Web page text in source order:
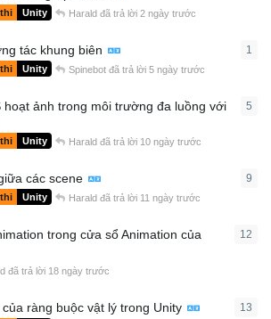
Unity Harald đã trả lời 2 ngày trước
tác khung biên
Unity Spinebot đã trả lời 5 ngày trước
1
hoạt ảnh trong môi trường đa luồng với
Unity Harald đã trả lời 10 ngày trước
5
các scene
Unity Harald đã trả lời 11 ngày trước
9
trong cửa sổ Animation của
đã trả lời 18 ngày trước
12
ràng buộc vật lý trong Unity 13